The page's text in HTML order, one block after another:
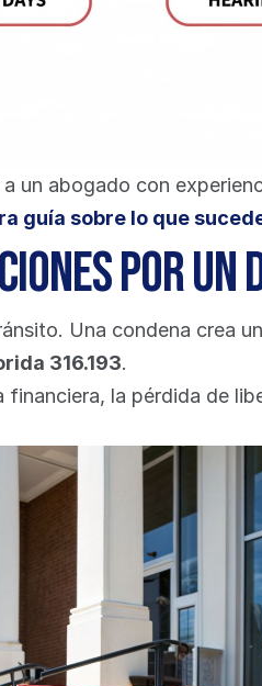
un abogado con
guía sobre lo que
por un
Una condena crea
316.193.
la pérdida de